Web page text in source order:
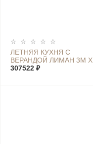
ЛЕТНЯЯ КУХНЯ С
ВЕРАНДОЙ ЛИМАН 3М Х
6М
307522 ₽